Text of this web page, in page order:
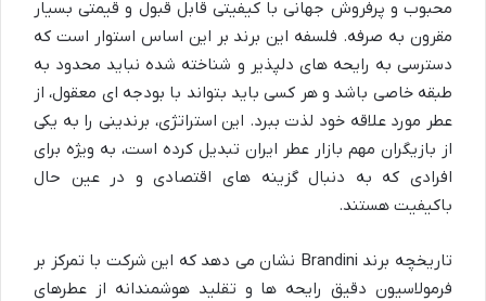
محبوب و پرفروش جهانی با کیفیتی قابل قبول و قیمتی بسیار
مقرون به صرفه. فلسفه این برند بر این اساس استوار است که
دسترسی به رایحه های دلپذیر و شناخته شده نباید محدود به
طبقه خاصی باشد و هر کسی باید بتواند با بودجه ای معقول، از
عطر مورد علاقه خود لذت ببرد. این استراتژی، برندینی را به یکی
از بازیگران مهم بازار عطر ایران تبدیل کرده است، به ویژه برای
افرادی که به دنبال گزینه های اقتصادی و در عین حال
باکیفیت هستند.
تاریخچه برند Brandini نشان می دهد که این شرکت با تمرکز بر
فرمولاسیون دقیق رایحه ها و تقلید هوشمندانه از عطرهای